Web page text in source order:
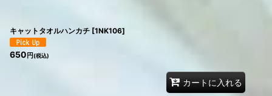
キャットタオルハンカチ [1NK106]
650 円(税込)
カートに入れる